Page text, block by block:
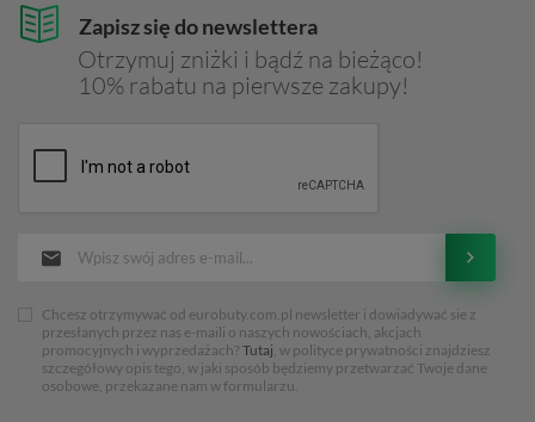
Zapisz się do newslettera
Otrzymuj zniżki i bądź na bieżąco!
10% rabatu na pierwsze zakupy!
Chcesz otrzymywać od eurobuty.com.pl newsletter i dowiadywać sie z
przesłanych przez nas e-maili o naszych nowościach, akcjach
promocyjnych i wyprzedażach? Tutaj, w polityce prywatności znajdziesz
szczegółowy opis tego, w jaki sposób będziemy przetwarzać Twoje dane
osobowe, przekazane nam w formularzu.